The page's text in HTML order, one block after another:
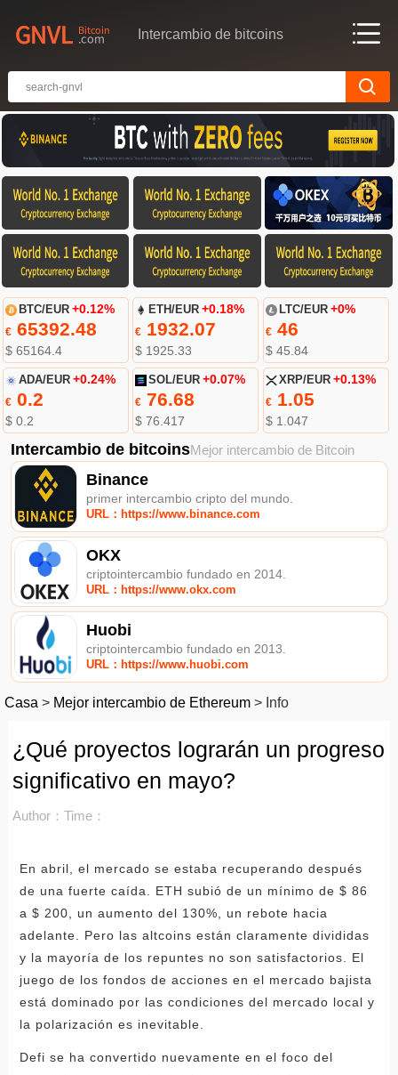
Intercambio de bitcoins
BTC/EUR +0.12%
€65392.48
$ 65164.4
ETH/EUR +0.18%
€ 1932.07
$ 1925.33
LTC/EUR +0%
€46
$ 45.84
ADA/EUR +0.24%
€0.2
$ 0.2
SOL/EUR +0.07%
€ 76.68
$ 76.417
XRP/EUR +0.13%
€1.05
$ 1.047
Intercambio de bitcoinsMejor intercambio de Bitcoin
Binance
primer intercambio cripto del mundo.
URL：https://www.binance.com
OKX
criptointercambio fundado en 2014.
URL：https://www.okx.com
Huobi
criptointercambio fundado en 2013.
URL：https://www.huobi.com
Casa > Mejor intercambio de Ethereum > Info
¿Qué proyectos lograrán un progreso
significativo en mayo?
Author： Time：
En abril, el mercado se estaba recuperando después
de una fuerte caída. ETH subió de un mínimo de $ 86
a $ 200, un aumento del 130%, un rebote hacia
adelante. Pero las altcoins están claramente divididas
y la mayoría de los repuntes no son satisfactorios. El
juego de los fondos de acciones en el mercado bajista
está dominado por las condiciones del mercado local y
la polarización es inevitable.
Defi se ha convertido nuevamente en el foco del